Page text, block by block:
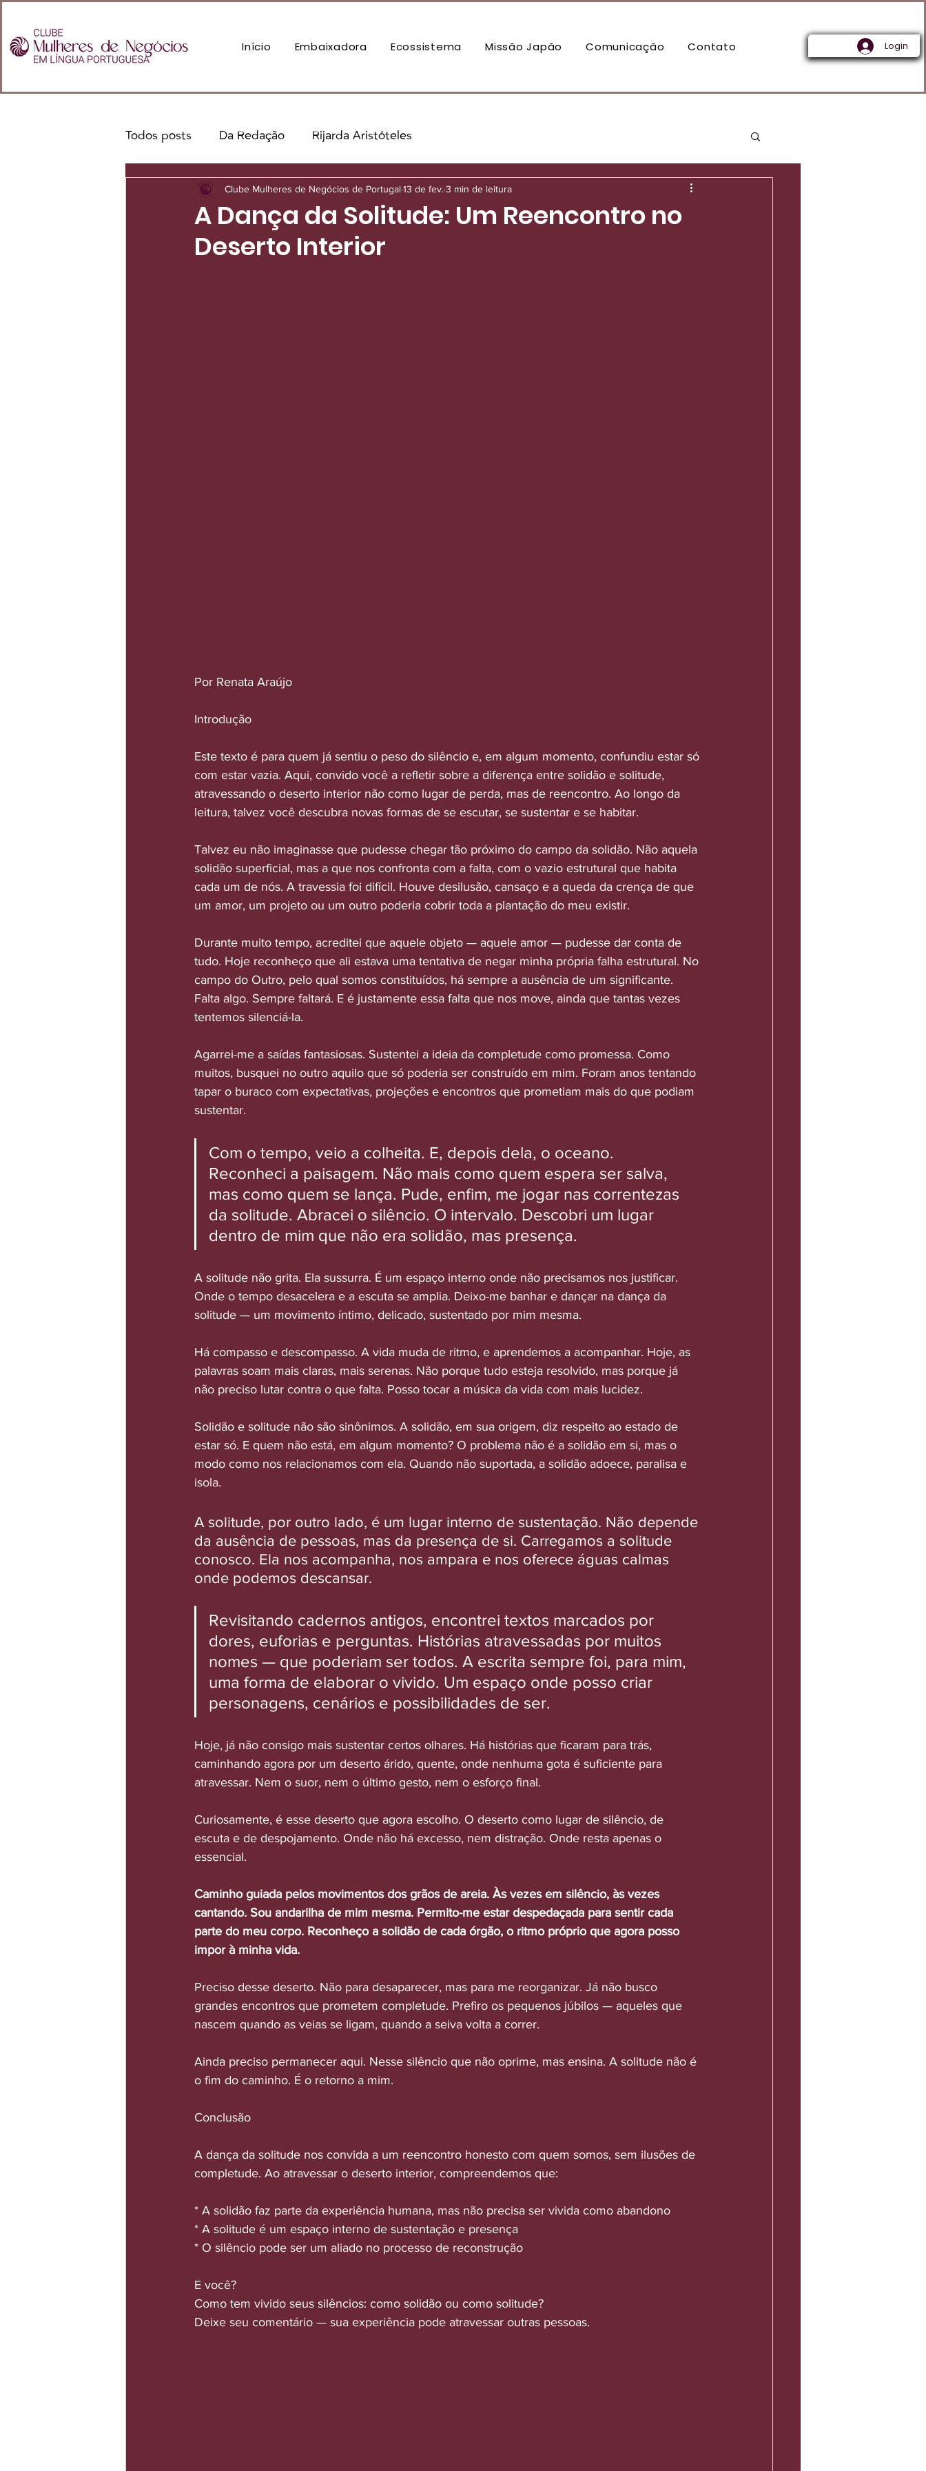
Início Embaixadora Ecossistema Missão Japão Comunicação Contato Login
Todos posts Da Redação Rijarda Aristóteles
A Dança da Solitude: Um Reencontro no
Deserto Interior
Clube Mulheres de Negócios de Portugal 13 de fev. 3 min de leitura
Por Renata Araújo
Introdução
Este texto é para quem já sentiu o peso do silêncio e, em algum momento, confundiu estar só
com estar vazia. Aqui, convido você a refletir sobre a diferença entre solidão e solitude,
atravessando o deserto interior não como lugar de perda, mas de reencontro. Ao longo da
leitura, talvez você descubra novas formas de se escutar, se sustentar e se habitar.
Talvez eu não imaginasse que pudesse chegar tão próximo do campo da solidão. Não aquela
solidão superficial, mas a que nos confronta com a falta, com o vazio estrutural que habita
cada um de nós. A travessia foi difícil. Houve desilusão, cansaço e a queda da crença de que
um amor, um projeto ou um outro poderia cobrir toda a plantação do meu existir.
Durante muito tempo, acreditei que aquele objeto — aquele amor — pudesse dar conta de
tudo. Hoje reconheço que ali estava uma tentativa de negar minha própria falha estrutural. No
campo do Outro, pelo qual somos constituídos, há sempre a ausência de um significante.
Falta algo. Sempre faltará. E é justamente essa falta que nos move, ainda que tantas vezes
tentemos silenciá-la.
Agarrei-me a saídas fantasiosas. Sustentei a ideia da completude como promessa. Como
muitos, busquei no outro aquilo que só poderia ser construído em mim. Foram anos tentando
tapar o buraco com expectativas, projeções e encontros que prometiam mais do que podiam
sustentar.
Com o tempo, veio a colheita. E, depois dela, o oceano.
Reconheci a paisagem. Não mais como quem espera ser salva,
mas como quem se lança. Pude, enfim, me jogar nas correntezas
da solitude. Abracei o silêncio. O intervalo. Descobri um lugar
dentro de mim que não era solidão, mas presença.
A solitude não grita. Ela sussurra. É um espaço interno onde não precisamos nos justificar.
Onde o tempo desacelera e a escuta se amplia. Deixo-me banhar e dançar na dança da
solitude — um movimento íntimo, delicado, sustentado por mim mesma.
Há compasso e descompasso. A vida muda de ritmo, e aprendemos a acompanhar. Hoje, as
palavras soam mais claras, mais serenas. Não porque tudo esteja resolvido, mas porque já
não preciso lutar contra o que falta. Posso tocar a música da vida com mais lucidez.
Solidão e solitude não são sinônimos. A solidão, em sua origem, diz respeito ao estado de
estar só. E quem não está, em algum momento? O problema não é a solidão em si, mas o
modo como nos relacionamos com ela. Quando não suportada, a solidão adoece, paralisa e
isola.
A solitude, por outro lado, é um lugar interno de sustentação. Não depende
da ausência de pessoas, mas da presença de si. Carregamos a solitude
conosco. Ela nos acompanha, nos ampara e nos oferece águas calmas
onde podemos descansar.
Revisitando cadernos antigos, encontrei textos marcados por
dores, euforias e perguntas. Histórias atravessadas por muitos
nomes — que poderiam ser todos. A escrita sempre foi, para mim,
uma forma de elaborar o vivido. Um espaço onde posso criar
personagens, cenários e possibilidades de ser.
Hoje, já não consigo mais sustentar certos olhares. Há histórias que ficaram para trás,
caminhando agora por um deserto árido, quente, onde nenhuma gota é suficiente para
atravessar. Nem o suor, nem o último gesto, nem o esforço final.
Curiosamente, é esse deserto que agora escolho. O deserto como lugar de silêncio, de
escuta e de despojamento. Onde não há excesso, nem distração. Onde resta apenas o
essencial.
Caminho guiada pelos movimentos dos grãos de areia. Às vezes em silêncio, às vezes
cantando. Sou andarilha de mim mesma. Permito-me estar despedaçada para sentir cada
parte do meu corpo. Reconheço a solidão de cada órgão, o ritmo próprio que agora posso
impor à minha vida.
Preciso desse deserto. Não para desaparecer, mas para me reorganizar. Já não busco
grandes encontros que prometem completude. Prefiro os pequenos júbilos — aqueles que
nascem quando as veias se ligam, quando a seiva volta a correr.
Ainda preciso permanecer aqui. Nesse silêncio que não oprime, mas ensina. A solitude não é
o fim do caminho. É o retorno a mim.
Conclusão
A dança da solitude nos convida a um reencontro honesto com quem somos, sem ilusões de
completude. Ao atravessar o deserto interior, compreendemos que:
* A solidão faz parte da experiência humana, mas não precisa ser vivida como abandono
* A solitude é um espaço interno de sustentação e presença
* O silêncio pode ser um aliado no processo de reconstrução
E você?
Como tem vivido seus silêncios: como solidão ou como solitude?
Deixe seu comentário — sua experiência pode atravessar outras pessoas.